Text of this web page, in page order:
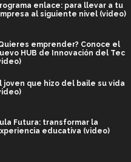
enlace: para llevar a tu
al siguiente nivel (video)
emprender? Conoce el
HUB de Innovación del Tec
joven que hizo del baile su vida
Futura: transformar la
educativa (video)